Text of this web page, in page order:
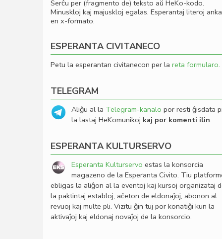
Serĉu per (fragmento de) teksto aŭ HeKo-kodo.
Minuskloj kaj majuskloj egalas. Esperantaj literoj
en x-formato.
ESPERANTA CIVITANECO
Petu la esperantan civitanecon per la reta formularo.
TELEGRAM
Aliĝu al la Telegram-kanalo por resti ĝisdata
la lastaj HeKomunikoj kaj por komenti ilin.
ESPERANTA KULTURSERVO
Esperanta Kulturservo estas la konsorcia
magazeno de la Esperanta Civito. Tiu
ebligas la aliĝon al la eventoj kaj kursoj organizataj
la paktintaj establoj, aĉeton de eldonaĵoj, abonon al
revuoj kaj multe pli. Vizitu ĝin tuj por konatiĝi kun la
aktivaĵoj kaj eldonaj novaĵoj de la konsorcio.